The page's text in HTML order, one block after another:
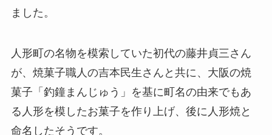
ました。
人形町の名物を模索していた初代の藤井貞三さん
が、焼菓子職人の吉本民生さんと共に、大阪の焼
菓子「釣鐘まんじゅう」を基に町名の由来でもあ
る人形を模したお菓子を作り上げ、後に人形焼と
命名したそうです。